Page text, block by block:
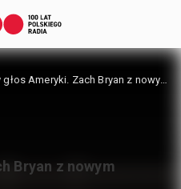
Mocny głos Ameryki. Zach Bryan z nowym albumem
Bryan z nowym